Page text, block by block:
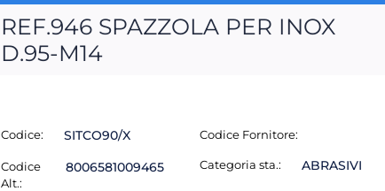
REF.946 SPAZZOLA PER INOX
D.95-M14
Codice: SITCO90/X
Codice
Alt.:
8006581009465
Codice Fornitore:
Categoria sta.: ABRASIVI